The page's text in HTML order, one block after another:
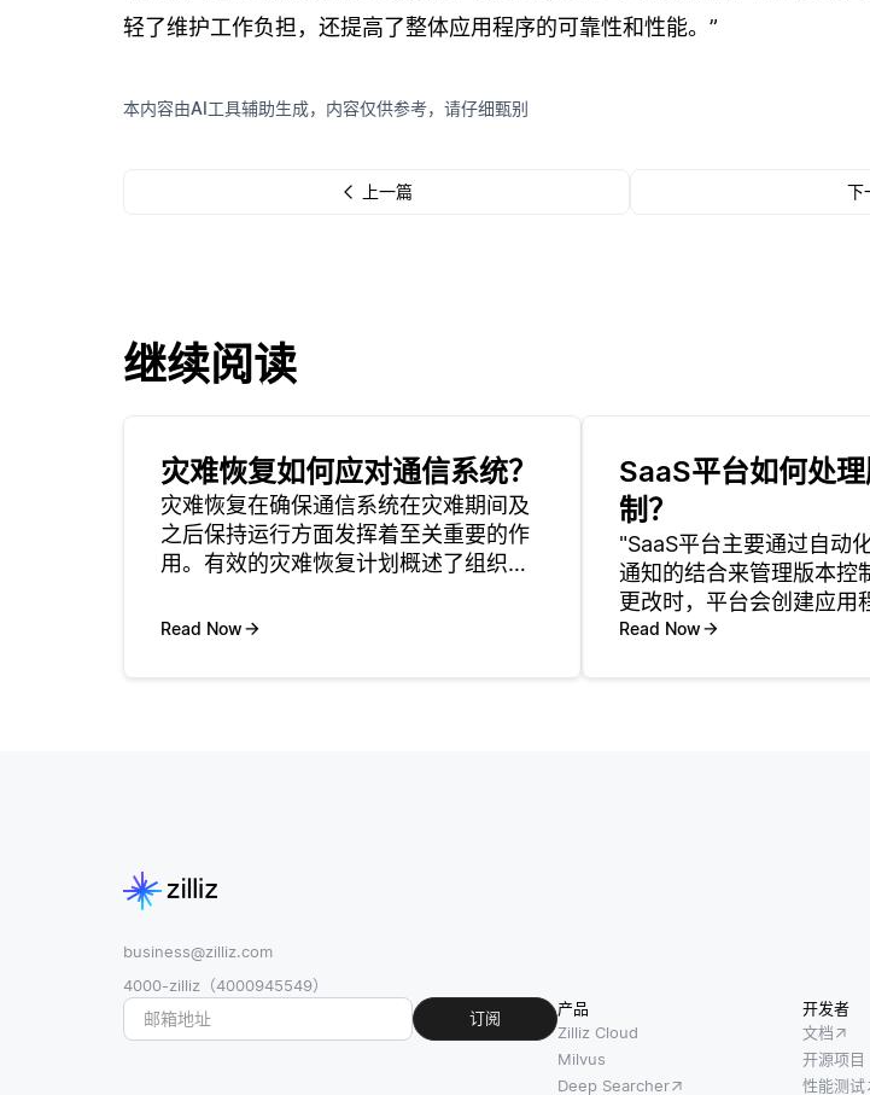
轻了维护工作负担，还提高了整体应用程序的可靠性和性能。”
本内容由AI工具辅助生成，内容仅供参考，请仔细甄别
上一篇 下
继续阅读
灾难恢复如何应对通信系统？
灾难恢复在确保通信系统在灾难期间及
之后保持运行方面发挥着至关重要的作
用。有效的灾难恢复计划概述了组织在
络攻击还是设备故障）将如何维护通信
Read Now
SaaS平台如何处
制？
"SaaS平台主要通过自动
通知的结合来管理版本控
更改时，平台会创建应用
本，使用户能够访问最新
Read Now
business@zilliz.com
4000-zilliz（4000945549）
订阅
产品
Zilliz Cloud
Milvus
Deep Searcher
开发者
文档
开源项目
性能测试